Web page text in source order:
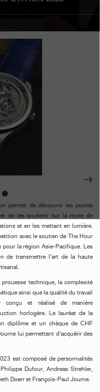
語 简体中文
permet de découvrir les jeunes
de les soutenir sur la route de
et en les mettant en lumière.
avec le soutien de The Hour
pour la région Asie-Pacifique. Les
de transmettre l’art de la haute
technique, la complexité
ainsi que la qualité du travail
conçu et réalisé de manière
horlogère. Le lauréat de la
diplôme et un chèque de CHF
lui permettant d’acquérir des
est composé de personnalités
Dufour, Andreas Strehler,
Doerr et François-Paul Journe.